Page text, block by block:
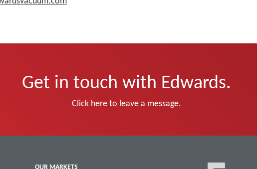
Get in touch with Edwards.
Click here to leave a message.
OUR MARKETS